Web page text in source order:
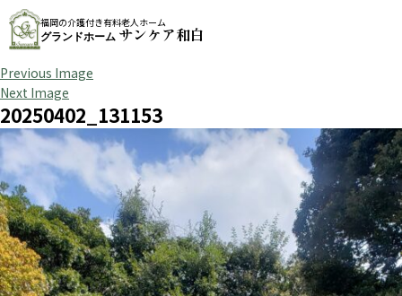
福岡の介護付き有料老人ホーム
グランドホーム サンケア和白
Previous Image
Next Image
20250402_131153